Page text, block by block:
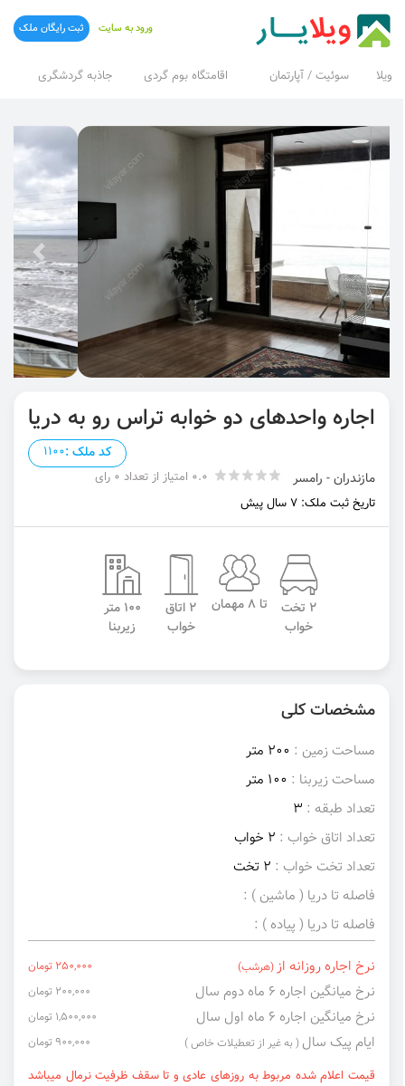
ویلا سوئیت / آپارتمان اقامتگاه بوم گردی جاذبه گردشگری
ورود به سایت ثبت رایگان ملک
اجاره واحدهای دو خوابه تراس رو به دریا
کد ملک :1100
مازندران - رامسر
0.0 امتیاز از تعداد 0 رای
تاریخ ثبت ملک: 7 سال پیش
2 تخت
خواب
تا 8 مهمان
2 اتاق
خواب
100 متر
زیربنا
مشخصات کلی
مساحت زمین : 200 متر
مساحت زیربنا : 100 متر
تعداد طبقه : 3
تعداد اتاق خواب : 2 خواب
تعداد تخت خواب : 2 تخت
فاصله تا دریا ( ماشین ) :
فاصله تا دریا ( پیاده ) :
نرخ اجاره روزانه از (هرشب) 250,000 تومان
نرخ میانگین اجاره ۶ ماه دوم سال 200,000 تومان
نرخ میانگین اجاره ۶ ماه اول سال 1,500,000 تومان
ایام پیک سال ( به غیر از تعطیلات خاص ) 900,000 تومان
قیمت اعلام شده مربوط به روزهای عادی و تا سقف ظرفیت نرمال میباشد